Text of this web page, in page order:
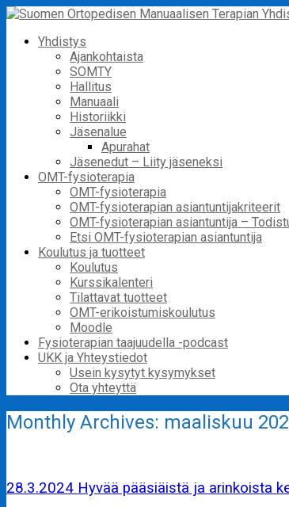
Skip
contentYhdistys
Ajankohtaista
SOMTY
Hallitus
Manuaali
Historiikki
Jäsenalue
Apurahat
Jäsenedut – Liity jäseneksi
OMT-fysioterapia
OMT-fysioterapia
OMT-fysioterapian asiantuntijakriteerit
OMT-fysioterapian asiantuntija –
Etsi OMT-fysioterapian asiantuntija
Koulutus ja tuotteet
Koulutus
Kurssikalenteri
Tilattavat tuotteet
OMT-erikoistumiskoulutus
Moodle
Fysioterapian taajuudella -podcast
UKK ja Yhteystiedot
Usein kysytyt kysymykset
Ota yhteyttä
Monthly Archives: maaliskuu
28.3.2024 Hyvää pääsiäistä ja arinkoista